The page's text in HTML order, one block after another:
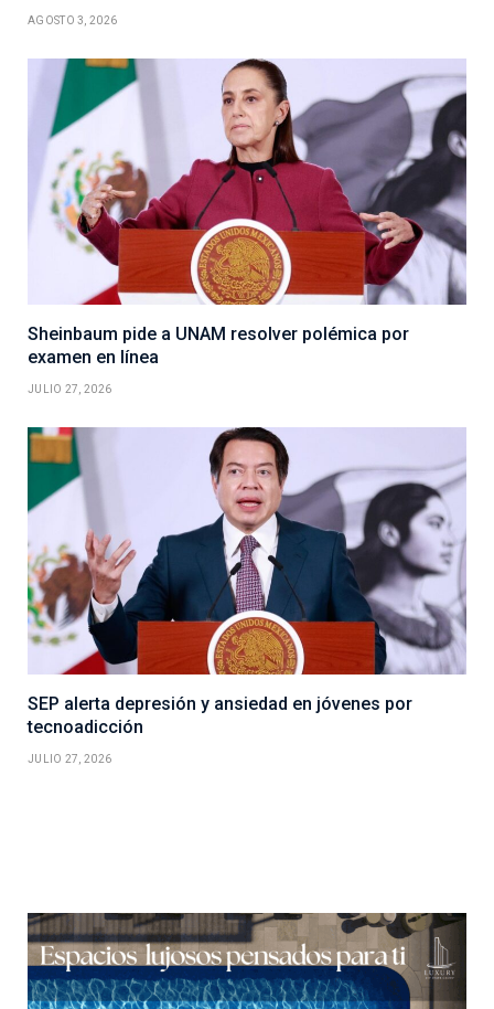
AGOSTO 3, 2026
Sheinbaum pide a UNAM resolver polémica por
examen en línea
JULIO 27, 2026
SEP alerta depresión y ansiedad en jóvenes por
tecnoadicción
JULIO 27, 2026